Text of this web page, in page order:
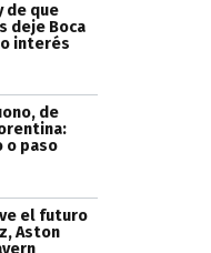
de que
deje Boca
interés
de
o paso
el futuro
Aston